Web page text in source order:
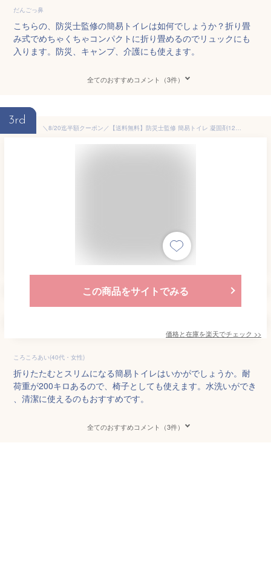
だんごっ鼻
こちらの、防災士監修の簡易トイレは如何でしょうか？折り畳
み式でめちゃくちゃコンパクトに折り畳めるのでリュックにも
入ります。防災、キャンプ、介護にも使えます。
全てのおすすめコメント（3件）
3rd
＼8/20迄半額クーポン／【送料無料】防災士監修 簡易トイレ 凝固剤12回分付き 抗菌 抗菌検査済み 折りたたみ式 トイレ ポータブルトイレ 防災トイレ 車載用 防災グッズ 防災用品 災害用 断水 ポータブル キャンプ アウトドア 屋外 渋滞 軽量 折畳み式 携帯 備蓄 ny564
この商品をサイトでみる
価格と在庫を楽天でチェック >>
ころころあい(40代・女性)
折りたたむとスリムになる簡易トイレはいかがでしょうか。耐
荷重が200キロあるので、椅子としても使えます。水洗いができ
、清潔に使えるのもおすすめです。
全てのおすすめコメント（3件）